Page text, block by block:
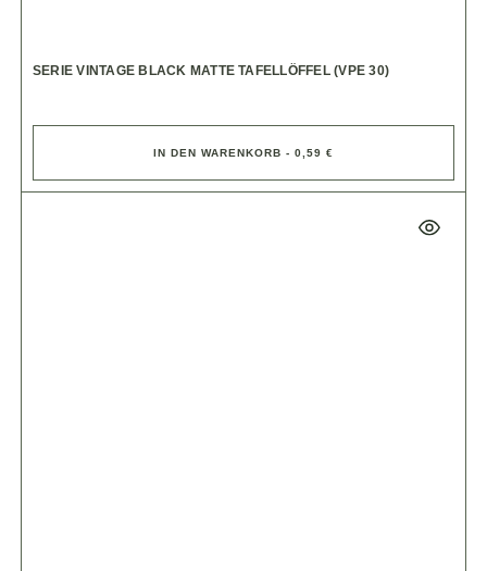
SERIE VINTAGE BLACK MATTE TAFELLÖFFEL (VPE 30)
IN DEN WARENKORB - 0,59 €